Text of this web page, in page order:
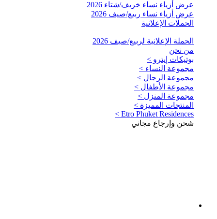
عرض أزياء نساء خريف/شتاء 2026
عرض أزياء نساء ربيع/صيف 2026
الحملات الإعلانية
الحملة الإعلانية لربيع/صيف 2026
من نحن
بوتيكات إيترو >
مجموعة النساء >
مجموعة الرجال >
مجموعة الأطفال >
مجموعة المنزل >
المنتجات المميزة >
Etro Phuket Residences >
شحن وإرجاع مجاني